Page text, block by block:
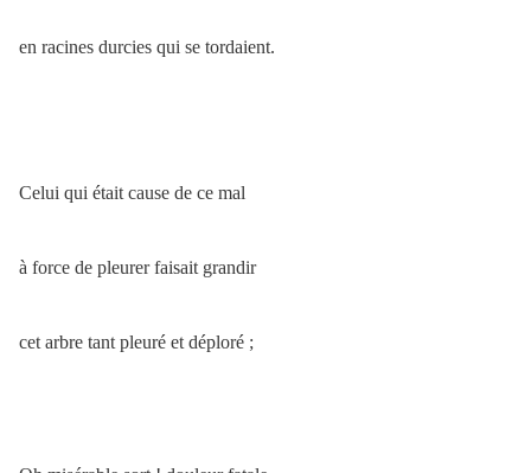
en racines durcies qui se tordaient.
Celui qui était cause de ce mal
à force de pleurer faisait grandir
cet arbre tant pleuré et déploré ;